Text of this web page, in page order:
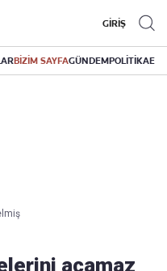
GİRİŞ
BİZİM SAYFAGÜNDEMPOLİTİKA
açamaz